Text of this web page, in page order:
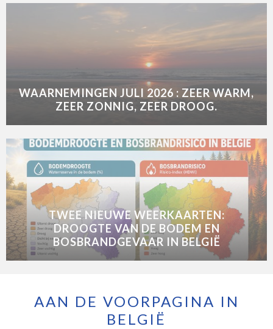
WAARNEMINGEN JULI 2026 : ZEER WARM,
ZEER ZONNIG, ZEER DROOG.
TWEE NIEUWE WEERKAARTEN:
DROOGTE VAN DE BODEM EN
BOSBRANDGEVAAR IN BELGIË
AAN DE VOORPAGINA IN
BELGIË